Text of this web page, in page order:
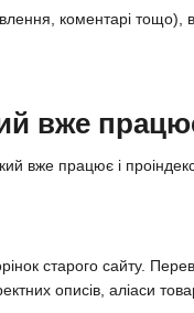
коментарі тощо),
вже
вже працює і
старого сайту.
описів, аліаси